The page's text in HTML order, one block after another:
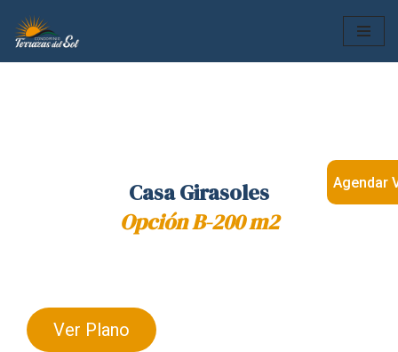
Skip
Casa Girasoles
Opción B-200 m2
Ver Plano
Agendar